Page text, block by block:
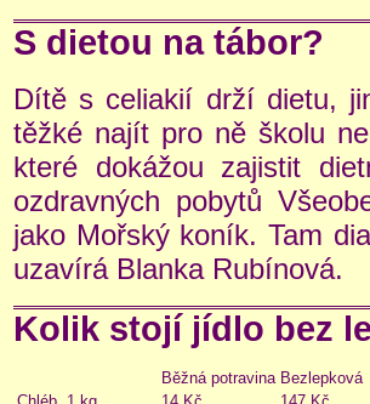
S dietou na tábor?
Dítě s celiakií drží dietu,
těžké najít pro ně školu
které dokážou zajistit
ozdravných pobytů
jako Mořský koník. Tam
uzavírá Blanka Rubínová.
Kolik stojí jídlo bez
Běžná potravina Bezlepková